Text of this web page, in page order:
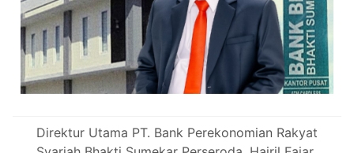
Direktur Utama PT. Bank Perekonomian Rakyat